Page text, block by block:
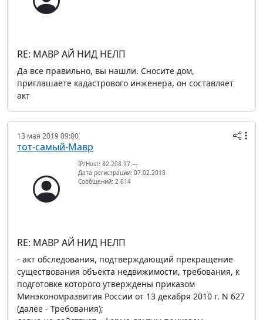
RE: МАВР АЙ НИД НЕЛП
Да все правильно, вы нашли. Сносите дом,
приглашаете кадастрового инженера, он составляет
акт
13 мая 2019 09:00
тот-самый-Мавр
IP/Host: 82.208.97.---
Дата регистрации: 07.02.2018
Сообщений: 2 614
RE: МАВР АЙ НИД НЕЛП
- акт обследования, подтверждающий прекращение
существования объекта недвижимости, требования, к
подготовке которого утверждены приказом
Минэкономразвития России от 13 декабря 2010 г. N 627
(далее - Требования);